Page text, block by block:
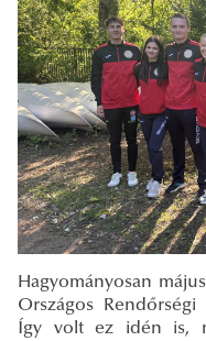
Hagyományosan
Országos
Így volt ez idén is,